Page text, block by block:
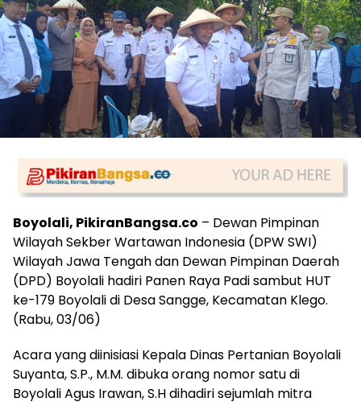
Boyolali, PikiranBangsa.co – Dewan Pimpinan
Wilayah Sekber Wartawan Indonesia (DPW SWI)
Wilayah Jawa Tengah dan Dewan Pimpinan Daerah
(DPD) Boyolali hadiri Panen Raya Padi sambut HUT
ke-179 Boyolali di Desa Sangge, Kecamatan Klego.
(Rabu, 03/06)
Acara yang diinisiasi Kepala Dinas Pertanian Boyolali
Suyanta, S.P., M.M. dibuka orang nomor satu di
Boyolali Agus Irawan, S.H dihadiri sejumlah mitra